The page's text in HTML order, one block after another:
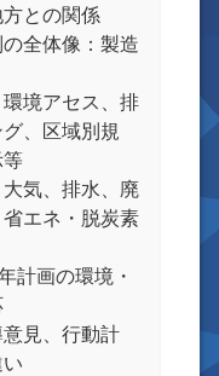
との関係
全体像：製造
環境アセス、排
、区域別規
大気、排水、廃
エネ・脱炭素
計画の環境・
意見、行動計
い